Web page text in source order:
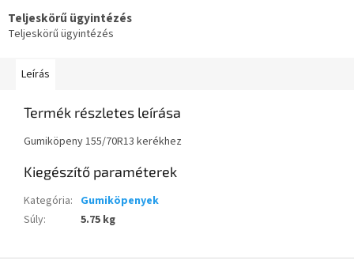
Teljeskörű ügyintézés
Teljeskörű ügyintézés
Leírás
Termék részletes leírása
Gumiköpeny 155/70R13 kerékhez
Kiegészítő paraméterek
Kategória: Gumiköpenyek
Súly: 5.75 kg